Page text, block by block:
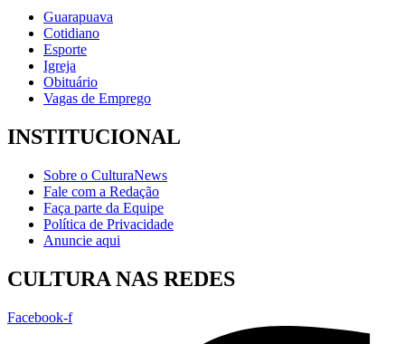
Guarapuava
Cotidiano
Esporte
Igreja
Obituário
Vagas de Emprego
INSTITUCIONAL
Sobre o CulturaNews
Fale com a Redação
Faça parte da Equipe
Política de Privacidade
Anuncie aqui
CULTURA NAS REDES
Facebook-f